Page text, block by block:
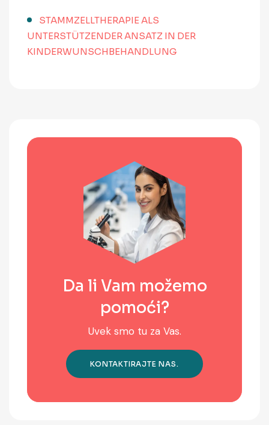
STAMMZELLTHERAPIE ALS
UNTERSTÜTZENDER ANSATZ IN DER
KINDERWUNSCHBEHANDLUNG
Da li Vam možemo
pomoći?
Uvek smo tu za Vas.
KONTAKTIRAJTE NAS.